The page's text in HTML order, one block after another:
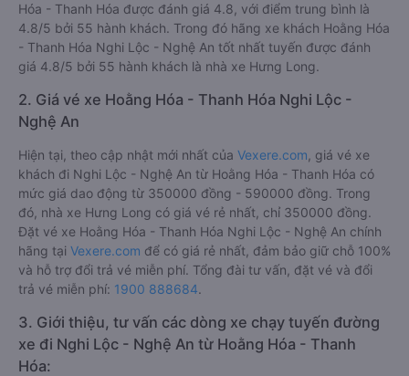
Hóa - Thanh Hóa được đánh giá 4.8, với điểm trung bình là
4.8/5 bởi 55 hành khách. Trong đó hãng xe khách Hoằng Hóa
- Thanh Hóa Nghi Lộc - Nghệ An tốt nhất tuyến được đánh
giá 4.8/5 bởi 55 hành khách là nhà xe Hưng Long.
2. Giá vé xe Hoằng Hóa - Thanh Hóa Nghi Lộc -
Nghệ An
Hiện tại, theo cập nhật mới nhất của Vexere.com , giá vé xe
khách đi Nghi Lộc - Nghệ An từ Hoằng Hóa - Thanh Hóa có
mức giá dao động từ 350000 đồng - 590000 đồng. Trong
đó, nhà xe Hưng Long có giá vé rẻ nhất, chỉ 350000 đồng.
Đặt vé xe Hoằng Hóa - Thanh Hóa Nghi Lộc - Nghệ An chính
hãng tại Vexere.com để có giá rẻ nhất, đảm bảo giữ chỗ 100%
và hỗ trợ đổi trả vé miễn phí. Tổng đài tư vấn, đặt vé và đổi
trả vé miễn phí: 1900 888684.
3. Giới thiệu, tư vấn các dòng xe chạy tuyến đường
xe đi Nghi Lộc - Nghệ An từ Hoằng Hóa - Thanh
Hóa: